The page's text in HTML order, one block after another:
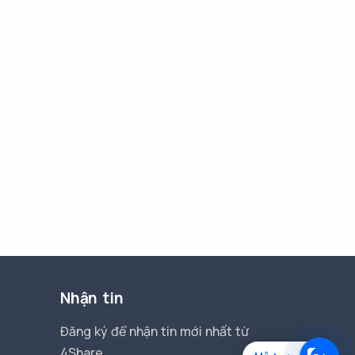
Nhận tin
Đăng ký để nhận tin mới nhất từ